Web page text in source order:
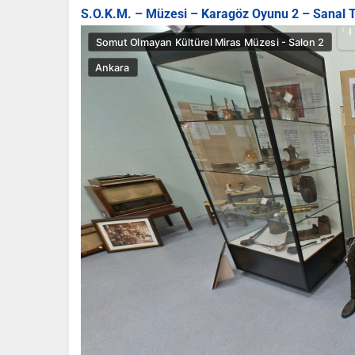
S.O.K.M. – Müzesi – Karagöz Oyunu 2 – Sanal